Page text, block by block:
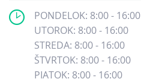
PONDELOK: 8:00 - 16:00
UTOROK: 8:00 - 16:00
STREDA: 8:00 - 16:00
ŠTVRTOK: 8:00 - 16:00
PIATOK: 8:00 - 16:00